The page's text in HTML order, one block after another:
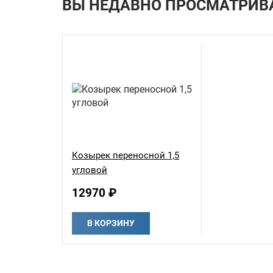
ВЫ НЕДАВНО
Козырек переносной 1,5
угловой
12970 ₽
В КОРЗИНУ